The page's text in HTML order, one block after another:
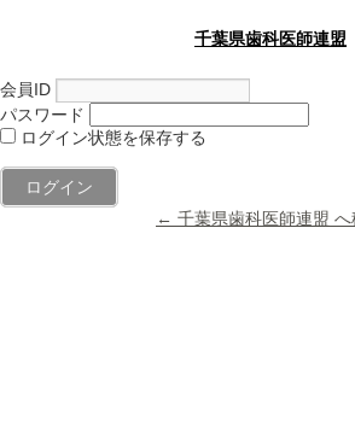
千葉県歯科医師連盟
会員ID
パスワード
ログイン状態を保存する
← 千葉県歯科医師連盟 へ